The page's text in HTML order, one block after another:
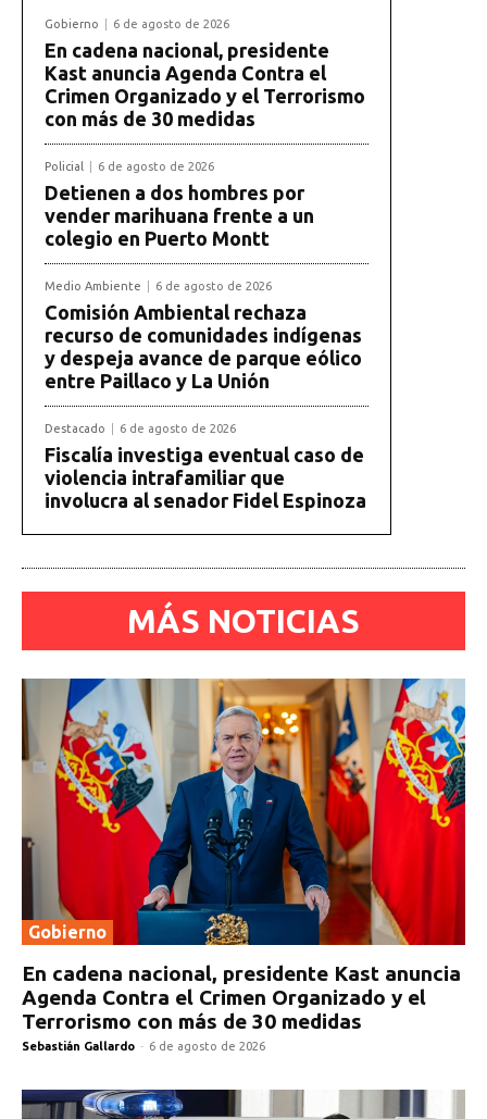
Gobierno 6 de agosto de 2026
En cadena nacional, presidente
Kast anuncia Agenda Contra el
Crimen Organizado y el Terrorismo
con más de 30 medidas
Policial 6 de agosto de 2026
Detienen a dos hombres por
vender marihuana frente a un
colegio en Puerto Montt
Medio Ambiente 6 de agosto de 2026
Comisión Ambiental rechaza
recurso de comunidades indígenas
y despeja avance de parque eólico
entre Paillaco y La Unión
Destacado 6 de agosto de 2026
Fiscalía investiga eventual caso de
violencia intrafamiliar que
involucra al senador Fidel Espinoza
MÁS NOTICIAS
Gobierno
En cadena nacional, presidente Kast anuncia
Agenda Contra el Crimen Organizado y el
Terrorismo con más de 30 medidas
Sebastián Gallardo - 6 de agosto de 2026